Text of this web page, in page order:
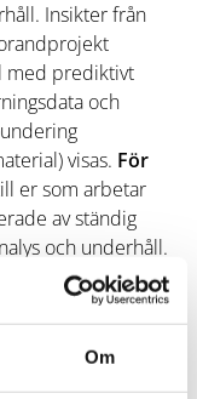
Om
Insikter från
med prediktivt
och
visas. För
er som arbetar
av ständig
och underhåll.
maj 2025 kl 9-12